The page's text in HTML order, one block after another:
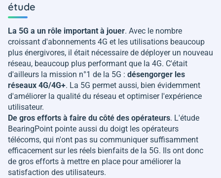
étude
La 5G a un rôle important à jouer. Avec le nombre
croissant d'abonnements 4G et les utilisations beaucoup
plus énergivores, il était nécessaire de déployer un nouveau
réseau, beaucoup plus performant que la 4G. C'était
d'ailleurs la mission n°1 de la 5G : désengorger les
réseaux 4G/4G+. La 5G permet aussi, bien évidemment
d'améliorer la qualité du réseau et optimiser l'expérience
utilisateur.
De gros efforts à faire du côté des opérateurs. L'étude
BearingPoint pointe aussi du doigt les opérateurs
télécoms, qui n'ont pas su communiquer suffisamment
efficacement sur les réels bienfaits de la 5G. Ils ont donc
de gros efforts à mettre en place pour améliorer la
satisfaction des utilisateurs.